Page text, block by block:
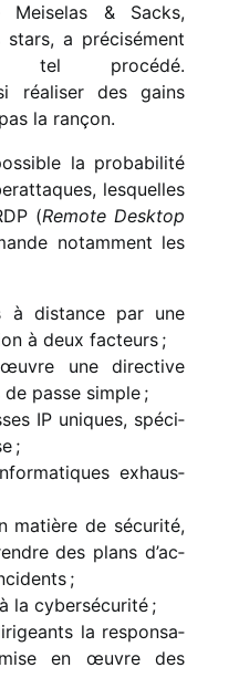
Meiselas & Sacks,
a préci­sé­ment
tel procédé.
réali­ser des gains
la rançon.
la proba­bi­lité
lesquelles
(Remote Desktop
notam­ment les
à distance par une
à deux facteurs ;
une direc­tive
passe simple ;
IP uniques, spéci­
;
exhaus­
matière de sécu­rité,
des plans d’ac­
;
la cybersécurité ;
la respon­sa­
en œuvre des